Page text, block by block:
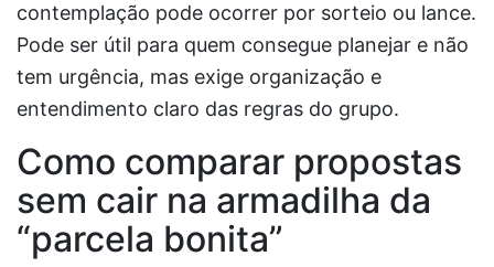
contemplação pode ocorrer por sorteio ou lance.
Pode ser útil para quem consegue planejar e não
tem urgência, mas exige organização e
entendimento claro das regras do grupo.
Como comparar propostas
sem cair na armadilha da
“parcela bonita”